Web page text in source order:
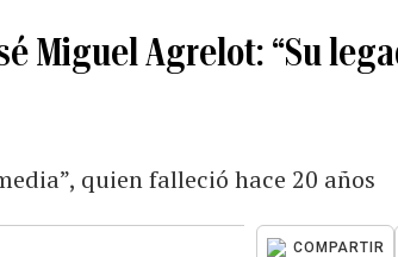
Miguel Agrelot: “Su
quien falleció hace 20 años
COMPARTIR